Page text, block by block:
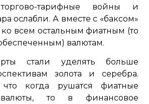
торгово-тарифные войны и
ослабли. А вместе с «баксом»
всем остальным фиатным (то
валютам.
стали уделять больше
золота и серебра.
когда рушатся фиатные
валюты, то в финансовое